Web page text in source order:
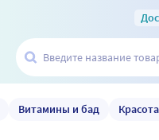
Витамины и бад